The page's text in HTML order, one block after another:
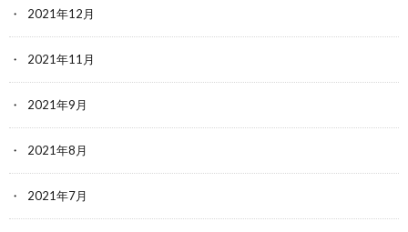
2021年12月
2021年11月
2021年9月
2021年8月
2021年7月